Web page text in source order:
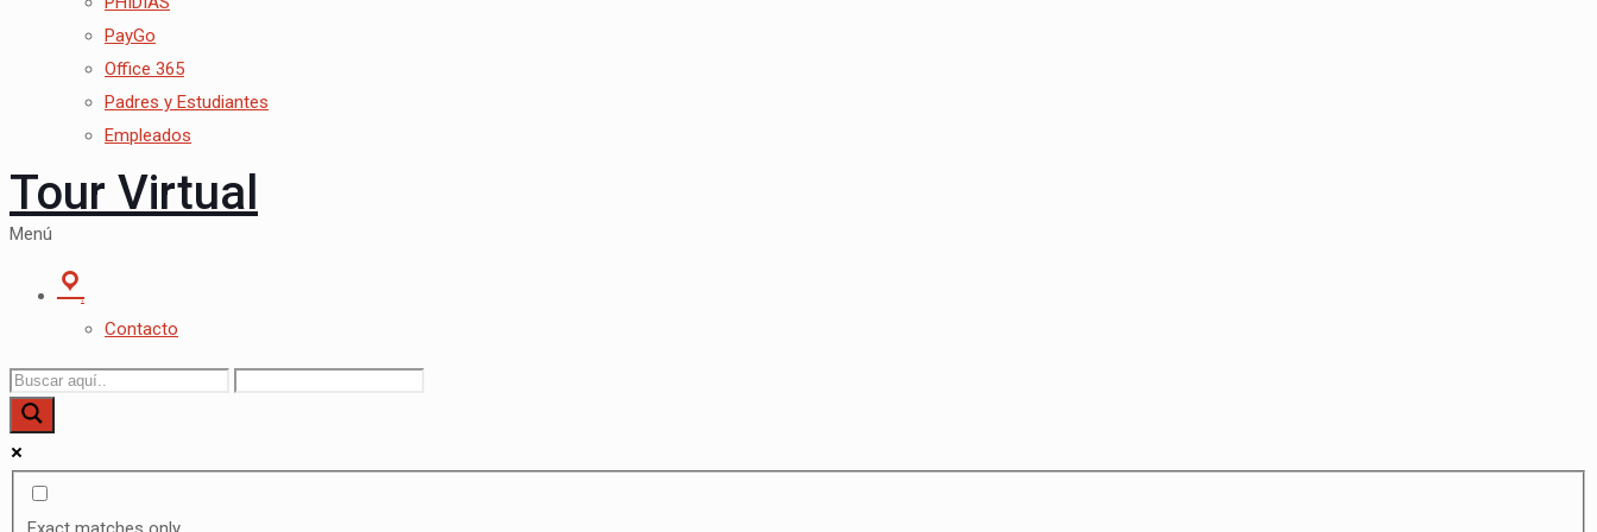
PayGo
Office 365
Padres y Estudiantes
Empleados
Tour Virtual
Menú
.
Contacto